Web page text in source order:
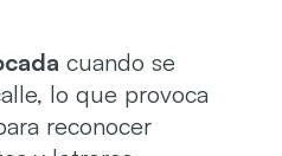
cuando se
lo que provoca
reconocer